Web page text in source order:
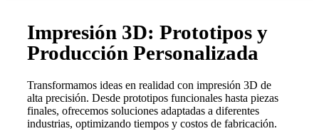
Impresión 3D: Prototipos y
Producción Personalizada
Transformamos ideas en realidad con impresión 3D de
alta precisión. Desde prototipos funcionales hasta piezas
finales, ofrecemos soluciones adaptadas a diferentes
industrias, optimizando tiempos y costos de fabricación.